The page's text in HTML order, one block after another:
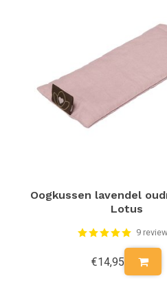
Oogkussen lavendel
Lotus
9
€14,95